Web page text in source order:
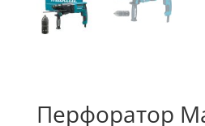
Перфоратор